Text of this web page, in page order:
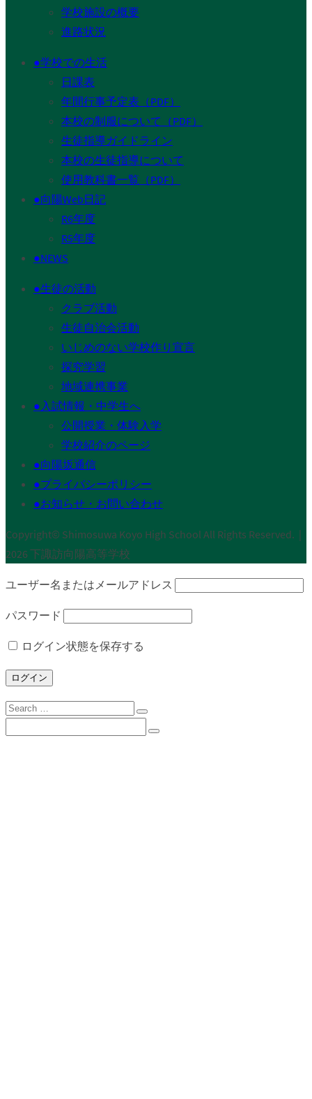
学校施設の概要
進路状況
●学校での生活
日課表
年間行事予定表（PDF）
本校の制服について（PDF）
生徒指導ガイドライン
本校の生徒指導について
使用教科書一覧（PDF）
●向陽Web日記
R6年度
R5年度
●NEWS
●生徒の活動
クラブ活動
生徒自治会活動
いじめのない学校作り宣言
探究学習
地域連携事業
●入試情報・中学生へ
公開授業・体験入学
学校紹介のページ
●向陽坂通信
●プライバシーポリシー
●お知らせ・お問い合わせ
Copyright© Shimosuwa Koyo High School All Rights Reserved.｜
2026 下諏訪向陽高等学校
ユーザー名またはメールアドレス
パスワード
ログイン状態を保存する
Search